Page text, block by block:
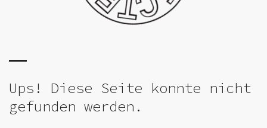
Ups! Diese Seite konnte nicht
gefunden werden.